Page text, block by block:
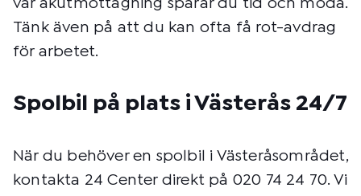
vår akutmottagning sparar du tid och möda.
Tänk även på att du kan ofta få rot-avdrag
för arbetet.
Spolbil på plats i Västerås 24/7
När du behöver en spolbil i Västeråsområdet,
kontakta 24 Center direkt på 020 74 24 70. Vi